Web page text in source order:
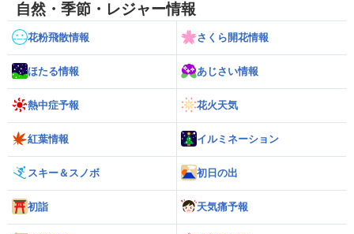
自然・季節・レジャー情報
花粉飛散情報 さくら開花情報
ほたる情報 あじさい情報
熱中症予報 花火天気
紅葉情報 イルミネーション
スキー＆スノボ 初日の出
初詣 天気痛予報